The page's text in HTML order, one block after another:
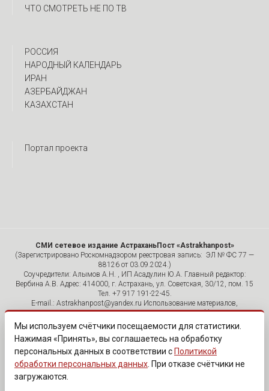
ЧТО СМОТРЕТЬ НЕ ПО ТВ
РОССИЯ
НАРОДНЫЙ КАЛЕНДАРЬ
ИРАН
АЗЕРБАЙДЖАН
КАЗАХСТАН
Портал проекта
СМИ сетевое издание АстраханьПост «Astrakhanpost»
(Зарегистрировано Роскомнадзором реестровая запись: ЭЛ № ФС 77 —
88126 от 03.09.2024.)
Соучредители: Алымов А.Н. , ИП Асадулин Ю.А. Главный редактор:
Вербина А.В. Адрес: 414000, г. Астрахань, ул. Советская, 30/12, пом. 15
Тел. +7 917 191-22-45.
E-mail.: Astrakhanpost@yandex.ru Использование материалов,
размещенных на страницах сетевого издания «Astrakhanpost»,
допускается исключительно с указанием источника и публикацией
активной гиперссылки на портал Astrakhanpost.ru. Комментарии
читателей сайта размещаются без предварительного редактирования.
Редакция оставляет за собой право удалить их с сайта или
отредактировать, если указанные сообщения нарушают законы РФ.
«САЙТ ПРЕДНАЗНАЧЕН ДЛЯ АУДИТОРИИ 18+»
Мы используем счётчики посещаемости для статистики.
Нажимая «Принять», вы соглашаетесь на обработку
персональных данных в соответствии с Политикой
обработки персональных данных . При отказе счётчики не
загружаются.